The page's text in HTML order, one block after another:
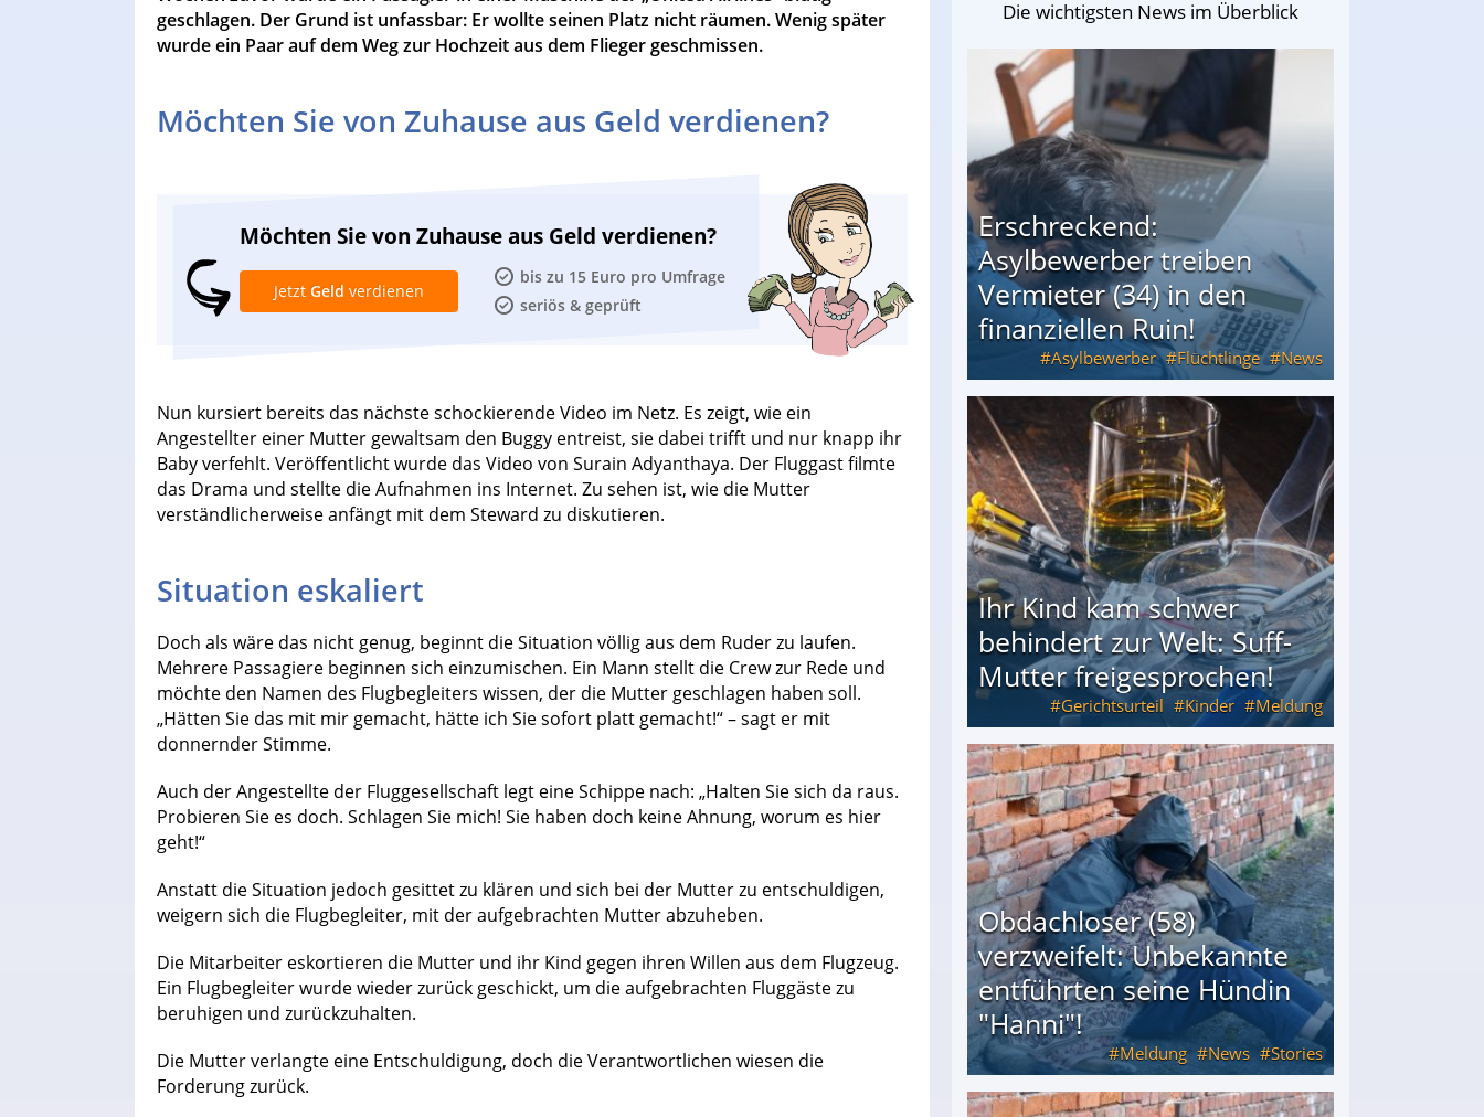
geschlagen. Der Grund ist unfassbar: Er wollte seinen Platz nicht räumen. Wenig später
wurde ein Paar auf dem Weg zur Hochzeit aus dem Flieger geschmissen.
Möchten Sie von Zuhause aus Geld verdienen?
Möchten Sie von Zuhause aus Geld verdienen?
bis zu 15 Euro pro Umfrage
seriös & geprüft
Jetzt Geld verdienen
Nun kursiert bereits das nächste schockierende Video im Netz. Es zeigt, wie ein
Angestellter einer Mutter gewaltsam den Buggy entreist, sie dabei trifft und nur knapp ihr
Baby verfehlt. Veröffentlicht wurde das Video von Surain Adyanthaya. Der Fluggast filmte
das Drama und stellte die Aufnahmen ins Internet. Zu sehen ist, wie die Mutter
verständlicherweise anfängt mit dem Steward zu diskutieren.
Situation eskaliert
Doch als wäre das nicht genug, beginnt die Situation völlig aus dem Ruder zu laufen.
Mehrere Passagiere beginnen sich einzumischen. Ein Mann stellt die Crew zur Rede und
möchte den Namen des Flugbegleiters wissen, der die Mutter geschlagen haben soll.
„Hätten Sie das mit mir gemacht, hätte ich Sie sofort platt gemacht!“ – sagt er mit
donnernder Stimme.
Auch der Angestellte der Fluggesellschaft legt eine Schippe nach: „Halten Sie sich da raus.
Probieren Sie es doch. Schlagen Sie mich! Sie haben doch keine Ahnung, worum es hier
geht!“
Anstatt die Situation jedoch gesittet zu klären und sich bei der Mutter zu entschuldigen,
weigern sich die Flugbegleiter, mit der aufgebrachten Mutter abzuheben.
Die Mitarbeiter eskortieren die Mutter und ihr Kind gegen ihren Willen aus dem Flugzeug.
Ein Flugbegleiter wurde wieder zurück geschickt, um die aufgebrachten Fluggäste zu
beruhigen und zurückzuhalten.
Die Mutter verlangte eine Entschuldigung, doch die Verantwortlichen wiesen die
Forderung zurück.
Die wichtigsten News im Überblick
Erschreckend:
Asylbewerber treiben
Vermieter (34) in den
finanziellen Ruin!
Asylbewerber Flüchtlinge News
Erschreckend: Asylbewerber treiben Vermieter (34) in den finanziellen Ruin!
Ihr Kind kam schwer
behindert zur Welt: Suff-
Mutter freigesprochen!
Gerichtsurteil Kinder Meldung
Ihr Kind kam schwer behindert zur Welt: Suff-Mutter freigesprochen!
Obdachloser (58)
verzweifelt: Unbekannte
entführten seine Hündin
"Hanni"!
Meldung News Stories